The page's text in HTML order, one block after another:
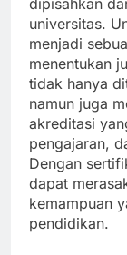
dipisahkan
universitas.
menjadi
menentukan
tidak hanya
namun juga
akreditasi
pengajaran,
Dengan
dapat
kemampuan
pendidikan.